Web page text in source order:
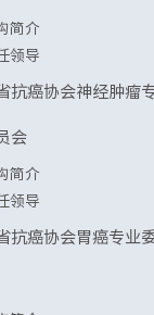
简介
领导
抗癌协会神经肿瘤
会
简介
领导
抗癌协会胃癌专业